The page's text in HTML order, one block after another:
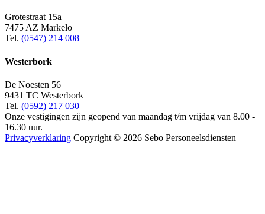
Grotestraat 15a
7475 AZ Markelo
Tel. (0547) 214 008
Westerbork
De Noesten 56
9431 TC Westerbork
Tel. (0592) 217 030
Onze vestigingen zijn geopend van maandag t/m vrijdag van 8.00 -
16.30 uur.
Privacyverklaring Copyright © 2026 Sebo Personeelsdiensten